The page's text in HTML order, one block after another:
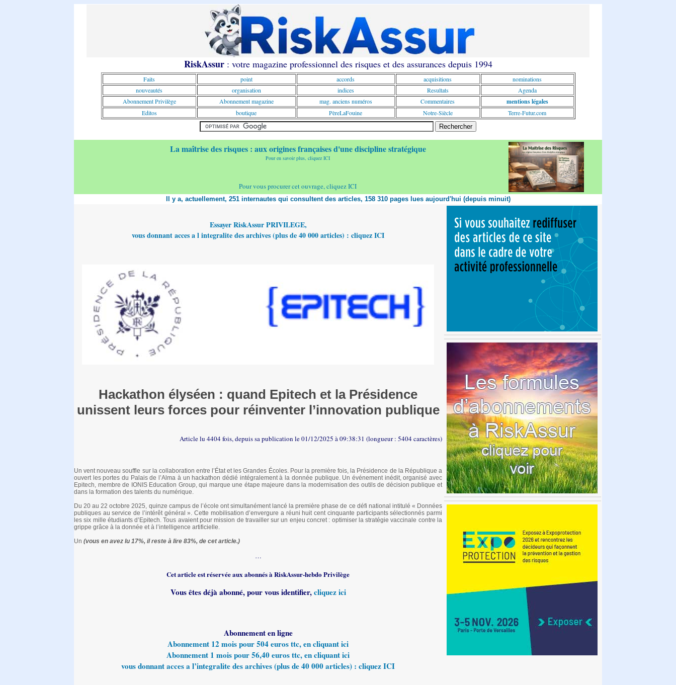
RiskAssur: votre magazine professionnel des risques et des assurances depuis 1994
Faits point accords acquisitions
nominations
nouveautés
organisation indices Resultats
Agenda
Abonnement Privilège
Abonnement magazine mag. anciens numéros Commentaires mentions légales
Editos boutique PèreLaFouine Notre-Siècle Terre-Futur.com
La maîtrise des risques : aux origines françaises d'une discipline stratégique
Pour en savoir plus, cliquez ICI
Pour vous procurer cet ouvrage, cliquez ICI
Il y a, actuellement, 251 internautes qui consultent des articles, 158 310 pages lues aujourd'hui (depuis minuit)
Essayer RiskAssur PRIVILEGE,
vous donnant acces a l integralite des archives (plus de 40 000 articles) : cliquez ICI
Hackathon élyséen : quand Epitech et la Présidence
unissent leurs forces pour réinventer l’innovation publique
Article lu 4404 fois, depuis sa publication le 01/12/2025 à 09:38:31 (longueur : 5404 caractères)
Un vent nouveau souffle sur la collaboration entre l’État et les Grandes Écoles. Pour la première fois, la Présidence de la République a
ouvert les portes du Palais de l’Alma à un hackathon dédié intégralement à la donnée publique. Un événement inédit, organisé avec
Epitech, membre de IONIS Education Group, qui marque une étape majeure dans la modernisation des outils de décision publique et
dans la formation des talents du numérique.
Du 20 au 22 octobre 2025, quinze campus de l’école ont simultanément lancé la première phase de ce défi national intitulé « Données
publiques au service de l’intérêt général ». Cette mobilisation d’envergure a réuni huit cent cinquante participants sélectionnés parmi
les six mille étudiants d’Epitech. Tous avaient pour mission de travailler sur un enjeu concret : optimiser la stratégie vaccinale contre la
grippe grâce à la donnée et à l’intelligence artificielle.
Un (vous en avez lu 17%, il reste à lire 83%, de cet article.)
…
Cet article est réservée aux abonnés à RiskAssur-hebdo Privilège
Vous êtes déjà abonné, pour vous identifier,cliquez ici
Abonnement en ligne
Abonnement 12 mois pour 504 euros ttc, en cliquant ici
Abonnement 1 mois pour 56,40 euros ttc, en cliquant ici
vous donnant acces a l’integralite des archives (plus de 40 000 articles) : cliquez ICI